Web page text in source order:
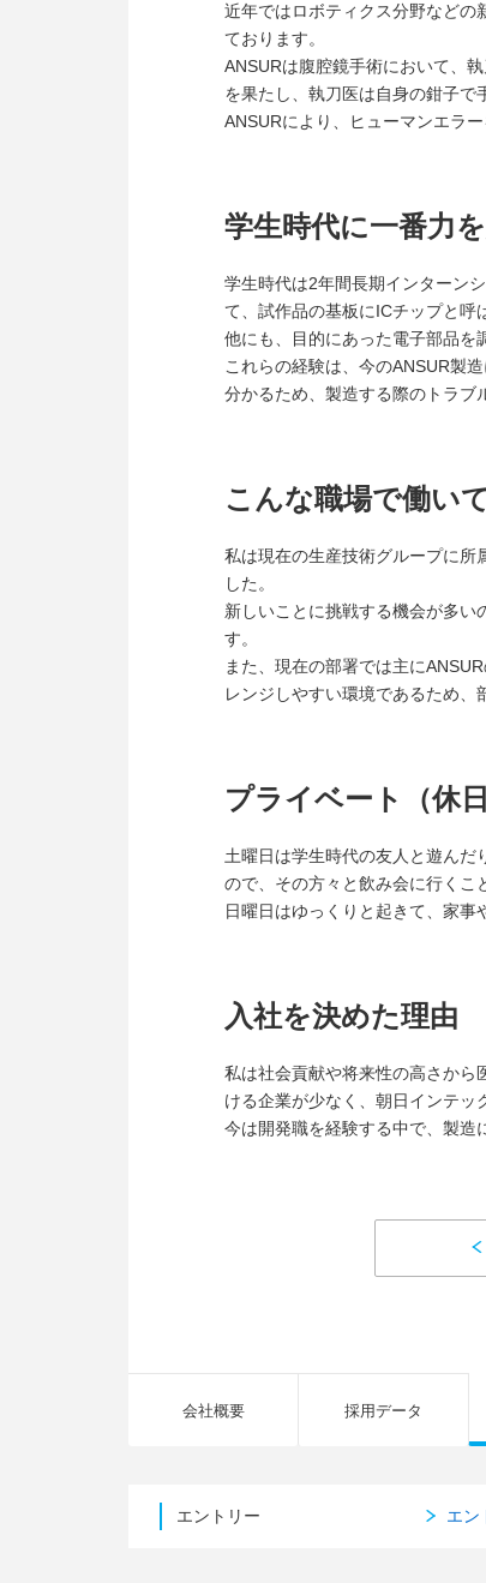
近年ではロボティクス分野などの
ております。
ANSURは腹腔鏡手術において、
を果たし、執刀医は自身の鉗子で
ANSURにより、ヒューマンエラ
学生時代に一番力
学生時代は2年間長期インターン
て、試作品の基板にICチップと呼
他にも、目的にあった電子部品を
これらの経験は、今のANSUR製
分かるため、製造する際のトラブ
こんな職場で働い
私は現在の生産技術グループに所
した。
新しいことに挑戦する機会が多い
す。
また、現在の部署では主に
レンジしやすい環境であるため、
プライベート（休
土曜日は学生時代の友人と遊んだ
ので、その方々と飲み会に行くこ
日曜日はゆっくりと起きて、家事
入社を決めた理由
私は社会貢献や将来性の高さから
ける企業が少なく、朝日インテッ
今は開発職を経験する中で、製造
会社概要 採用データ
エントリー エン